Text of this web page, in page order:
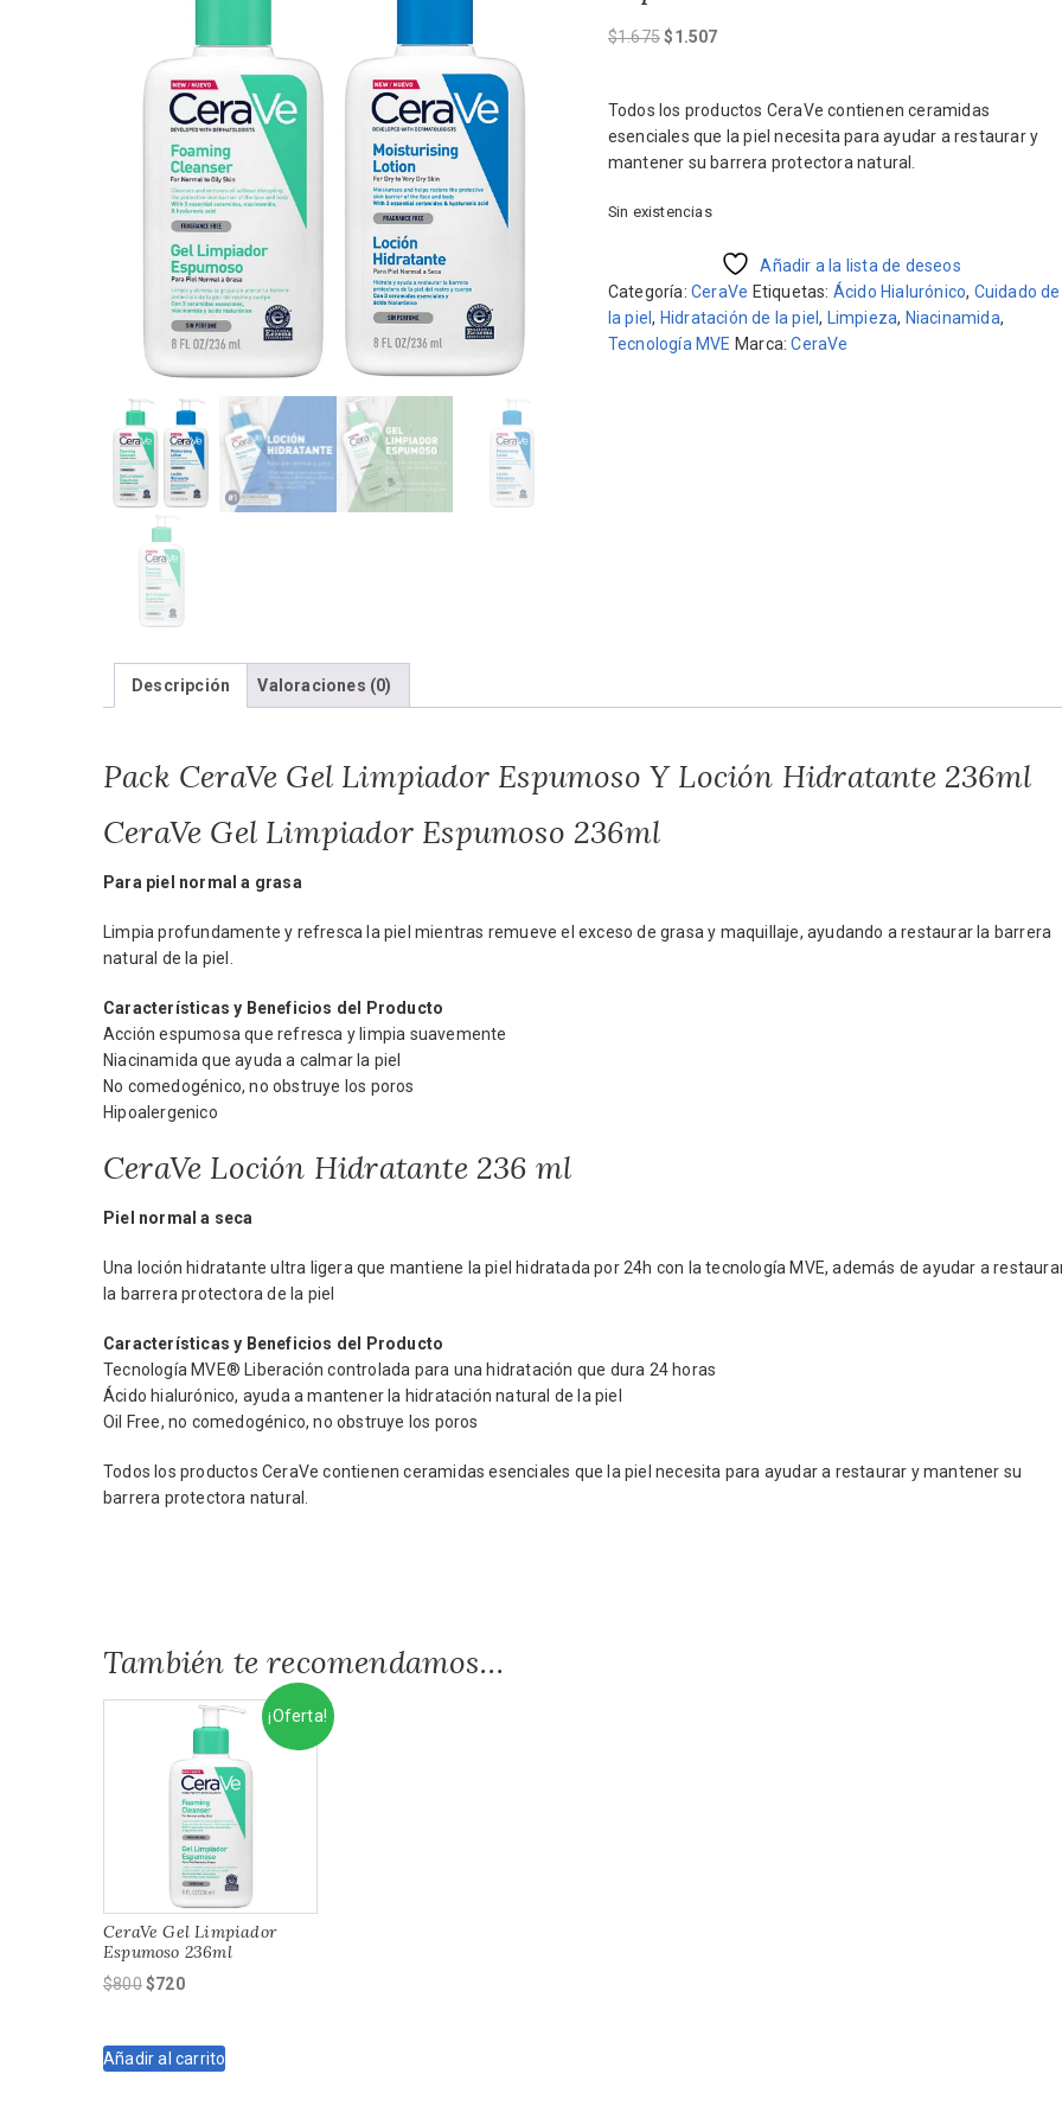
$1.675El
era:
$1.675.
$1.507El
es:
$1.507.
Todos los productos CeraVe contienen ceramidas
esenciales que la piel necesita para ayudar a restaurar y
mantener su barrera protectora natural.
Sin existencias
Añadir a la lista de deseos
Categoría:CeraVe Etiquetas: Ácido Hialurónico, Cuidado de
la piel, Hidratación de la piel, Limpieza, Niacinamida,
Tecnología MVE Marca:CeraVe
Descripción Valoraciones (0)
Pack CeraVe Gel Limpiador Espumoso Y Loción Hidratante 236ml
CeraVe Gel Limpiador Espumoso 236ml
Para piel normal a grasa
Limpia profundamente y refresca la piel mientras remueve el exceso de grasa y maquillaje, ayudando a restaurar la barrera
natural de la piel.
Características y Beneficios del Producto
Acción espumosa que refresca y limpia suavemente
Niacinamida que ayuda a calmar la piel
No comedogénico, no obstruye los poros
Hipoalergenico
CeraVe Loción Hidratante 236 ml
Piel normal a seca
Una loción hidratante ultra ligera que mantiene la piel hidratada por 24h con la tecnología MVE, además de ayudar a
la barrera protectora de la piel
Características y Beneficios del Producto
Tecnología MVE® Liberación controlada para una hidratación que dura 24 horas
Ácido hialurónico, ayuda a mantener la hidratación natural de la piel
Oil Free, no comedogénico, no obstruye los poros
Todos los productos CeraVe contienen ceramidas esenciales que la piel necesita para ayudar a restaurar y mantener su
barrera protectora natural.
También te recomendamos…
¡Oferta!
CeraVe Gel Limpiador
Espumoso 236ml
$800El
era:
$720El
es:
Añadir al carrito